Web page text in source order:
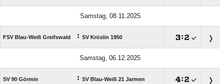
Samstag, 08.11.2025
FSV Blau-Weiß Greifswald : SV Kröslin 1950 :
Samstag, 06.12.2025
SV 90 Görmin : SV Blau-Weiß 21 Jarmen :